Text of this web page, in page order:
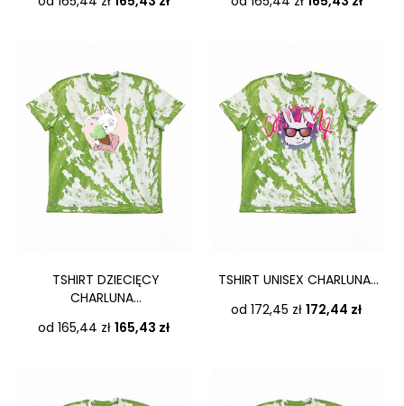
TSHIRT DZIECIĘCY
CHARLUNA...
od 165,44 zł Cena
165,43 zł
TSHIRT UNISEX CHARLUNA...
od 172,45 zł Cena
172,44 zł